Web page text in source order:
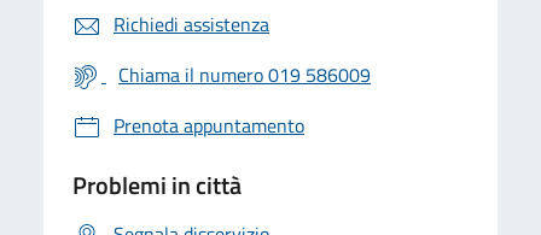
Richiedi assistenza
Chiama il numero 019 586009
Prenota appuntamento
Problemi in città